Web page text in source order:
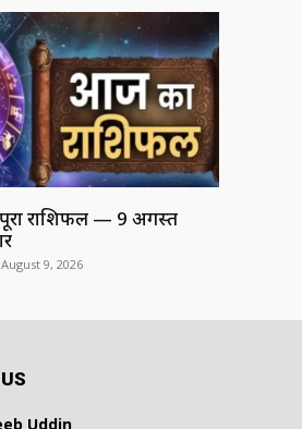
राशिफल — 9 अगस्त
August 9, 2026
Uddin